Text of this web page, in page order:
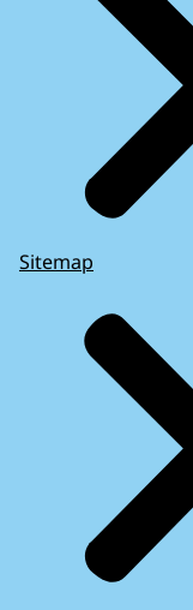
Sitemap